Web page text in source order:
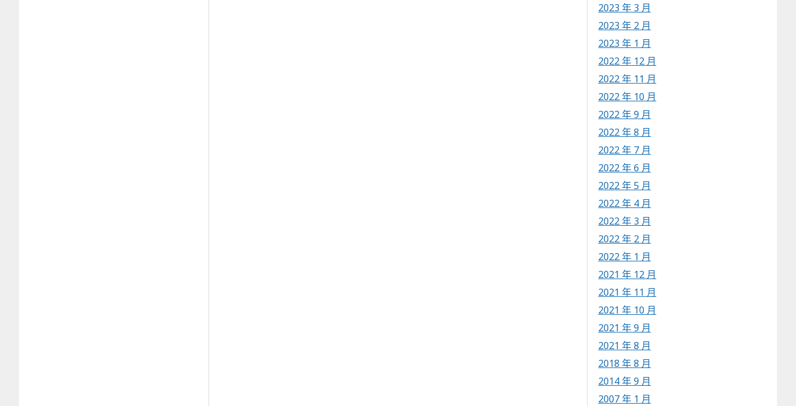
2023 年 3 月
2023 年 2 月
2023 年 1 月
2022 年 12 月
2022 年 11 月
2022 年 10 月
2022 年 9 月
2022 年 8 月
2022 年 7 月
2022 年 6 月
2022 年 5 月
2022 年 4 月
2022 年 3 月
2022 年 2 月
2022 年 1 月
2021 年 12 月
2021 年 11 月
2021 年 10 月
2021 年 9 月
2021 年 8 月
2018 年 8 月
2014 年 9 月
2007 年 1 月